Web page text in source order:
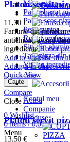
Mese pizza
Palete bagat
Palete scos
Perii cuptor
Robot
Site din
Tavi pizza din
Vitrine
Caute
Contul meu
0Wishlist
0items / 0,00€
Menu
casa
Acasa
Companie
Produse
Platou servit
11,30 €
Farfurie din portelan
antichizat, avand
ingrediente
Add to wishlist
Adaugă în coș
Quick View
Compare
Close
Platou servit
13,50 €